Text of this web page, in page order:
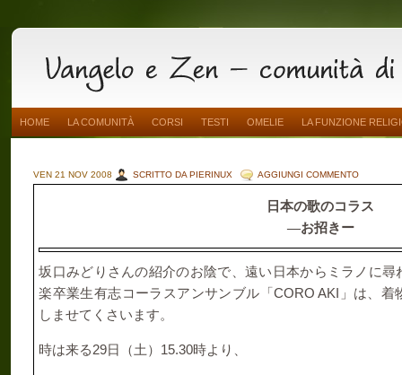
HOME LA COMUNITÀ CORSI TESTI OMELIE LA FUNZIONE
VEN 21 NOV 2008 SCRITTO DA PIERINUX AGGIUNGI COMMENTO
日本の歌のコラス
―お招きー
坂口みどりさんの紹介のお陰で、遠い日本からミラノに
楽卒業生有志コーラスアンサンブル「CORO AKI 」は、
しませてくさいます。
時は来る29日（土） 15.30時より、